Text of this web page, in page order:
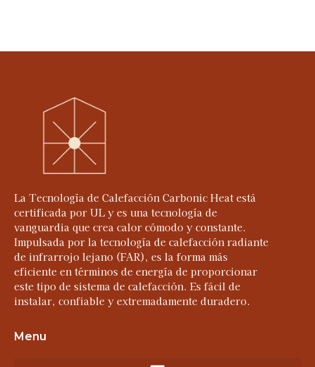
La Tecnología de Calefacción Carbonic Heat está
certificada por UL y es una tecnología de
vanguardia que crea calor cómodo y constante.
Impulsada por la tecnología de calefacción radiante
de infrarrojo lejano (FAR), es la forma más
eficiente en términos de energía de proporcionar
este tipo de sistema de calefacción. Es fácil de
instalar, confiable y extremadamente duradero.
Menu